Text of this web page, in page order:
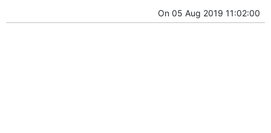
On 05 Aug 2019 11:02:00